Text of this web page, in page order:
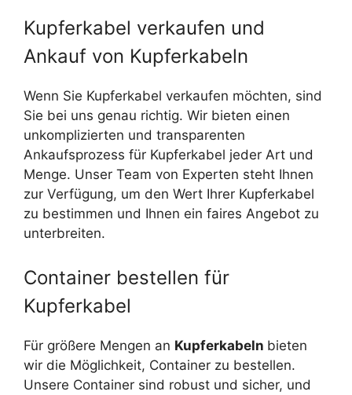
Kupferkabel verkaufen und
Ankauf von Kupferkabeln
Wenn Sie Kupferkabel verkaufen möchten, sind
Sie bei uns genau richtig. Wir bieten einen
unkomplizierten und transparenten
Ankaufsprozess für Kupferkabel jeder Art und
Menge. Unser Team von Experten steht Ihnen
zur Verfügung, um den Wert Ihrer Kupferkabel
zu bestimmen und Ihnen ein faires Angebot zu
unterbreiten.
Container bestellen für
Kupferkabel
Für größere Mengen an Kupferkabeln bieten
wir die Möglichkeit, Container zu bestellen.
Unsere Container sind robust und sicher, und